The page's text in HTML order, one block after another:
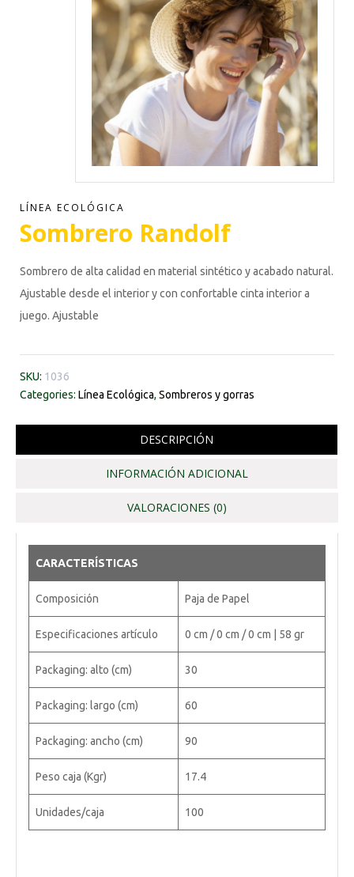
LÍNEA ECOLÓGICA
Sombrero Randolf
Sombrero de alta calidad en material sintético y acabado natural.
Ajustable desde el interior y con confortable cinta interior a
juego. Ajustable
SKU: 1036
Categories: Línea Ecológica, Sombreros y gorras
DESCRIPCIÓN
INFORMACIÓN ADICIONAL
VALORACIONES (0)
CARACTERÍSTICAS
Composición Paja de Papel
Especificaciones artículo 0 cm / 0 cm / 0 cm | 58 gr
Packaging: alto (cm) 30
Packaging: largo (cm) 60
Packaging: ancho (cm) 90
Peso caja (Kgr) 17.4
Unidades/caja 100